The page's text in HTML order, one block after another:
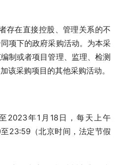
存在直接控股、管理关系的不
项下的政府采购活动。为本采
制或者项目管理、监理、检测
该采购项目的其他采购活动。
2023年1月18日，每天上午
23:59（北京时间，法定节假